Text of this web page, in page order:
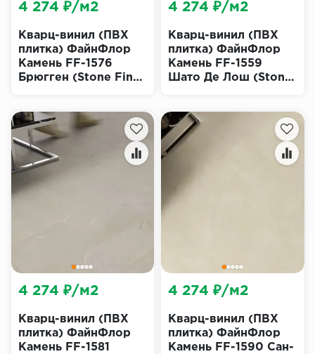
Кварц-винил (ПВХ
плитка) ФайнФлор
Камень FF-1576
Брюгген (Stone Fine
4 274 ₽/м2
Кварц-винил (ПВХ
плитка) ФайнФлор
Камень FF-1559
Шато Де Лош (Stone
4 274 ₽/м2
Кварц-винил (ПВХ
плитка) ФайнФлор
Камень FF-1581
4 274 ₽/м2
Кварц-винил (ПВХ
плитка) ФайнФлор
Камень FF-1590 Сан-
4 274 ₽/м2